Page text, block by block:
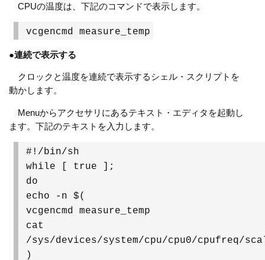
CPUの温度は、下記のコマンドで表示します。
vcgencmd measure_temp
●連続で表示する
クロックと温度を連続で表示するシェル・スクリプトを
動かします。
Menuからアクセサリにあるテキスト・エディタを起動し
ます。下記のテキストを入力します。
#!/bin/sh
while [ true ];
do
echo -n $(
vcgencmd measure_temp
cat
/sys/devices/system/cpu/cpu0/cpufreq/
)